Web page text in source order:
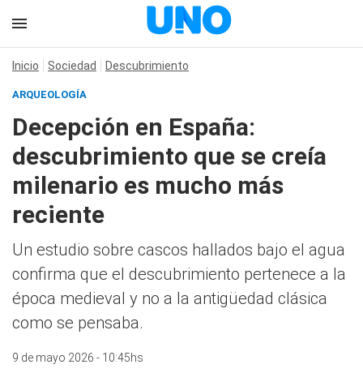
Inicio Sociedad Descubrimiento
ARQUEOLOGÍA
Decepción en España:
descubrimiento que se creía
milenario es mucho más
reciente
Un estudio sobre cascos hallados bajo el agua
confirma que el descubrimiento pertenece a la
época medieval y no a la antigüedad clásica
como se pensaba.
9 de mayo 2026 - 10:45hs